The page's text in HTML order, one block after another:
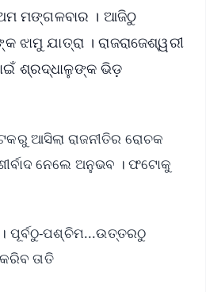
ମଙ୍ଗଳବାର । ଆଜିଠୁ
ଝାମୁ ଯାତ୍ରା । ରାଜରାଜେଶ୍ୱରୀ
ଶ୍ରଦ୍ଧାଳୁଙ୍କ ଭିଡ଼
ଆସିଲା ରାଜନୀତିର ରୋଚକ
ନେଲେ ଅନୁଭବ । ଫଟୋକୁ
। ପୂର୍ବଠୁ-ପଶ୍ଚିମ...ଉତ୍ତରଠୁ
ତାତି